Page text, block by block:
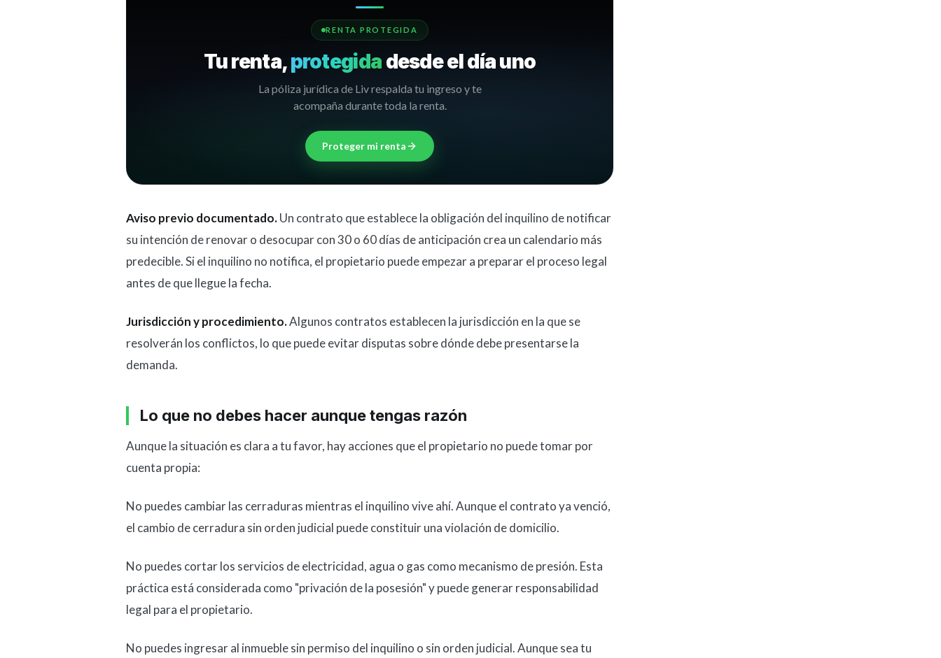
RENTA PROTEGIDA
Tu renta,protegida desde el día uno
La póliza jurídica de Liv respalda tu ingreso y te
acompaña durante toda la renta.
Proteger mi renta
Aviso previo documentado.Un contrato que establece la obligación del inquilino de notificar
su intención de renovar o desocupar con 30 o 60 días de anticipación crea un calendario más
predecible. Si el inquilino no notifica, el propietario puede empezar a preparar el proceso legal
antes de que llegue la fecha.
Jurisdicción y procedimiento.Algunos contratos establecen la jurisdicción en la que se
resolverán los conflictos, lo que puede evitar disputas sobre dónde debe presentarse la
demanda.
Lo que no debes hacer aunque tengas razón
Aunque la situación es clara a tu favor, hay acciones que el propietario no puede tomar por
cuenta propia:
No puedes cambiar las cerraduras mientras el inquilino vive ahí. Aunque el contrato ya venció,
el cambio de cerradura sin orden judicial puede constituir una violación de domicilio.
No puedes cortar los servicios de electricidad, agua o gas como mecanismo de presión. Esta
práctica está considerada como "privación de la posesión" y puede generar responsabilidad
legal para el propietario.
No puedes ingresar al inmueble sin permiso del inquilino o sin orden judicial. Aunque sea tu